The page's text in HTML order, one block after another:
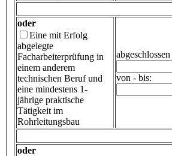
oder
Eine mit Erfolg
abgelegte
Facharbeiterprüfung in
einem anderem
technischen Beruf und
eine mindestens 1-
jährige praktische
Tätigkeit im
Rohrleitungsbau
abgeschlossen
von - bis:
oder